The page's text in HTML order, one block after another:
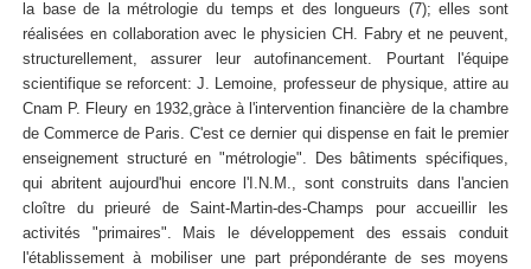
la base de la métrologie du temps et des longueurs (7); elles sont
réalisées en collaboration avec le physicien CH. Fabry et ne peuvent,
structurellement, assurer leur autofinancement. Pourtant l'équipe
scientifique se reforcent: J. Lemoine, professeur de physique, attire au
Cnam P. Fleury en 1932,gràce à l'intervention financière de la chambre
de Commerce de Paris. C'est ce dernier qui dispense en fait le premier
enseignement structuré en "métrologie". Des bâtiments spécifiques,
qui abritent aujourd'hui encore l'I.N.M., sont construits dans l'ancien
cloître du prieuré de Saint-Martin-des-Champs pour accueillir les
activités "primaires". Mais le développement des essais conduit
l'établissement à mobiliser une part prépondérante de ses moyens